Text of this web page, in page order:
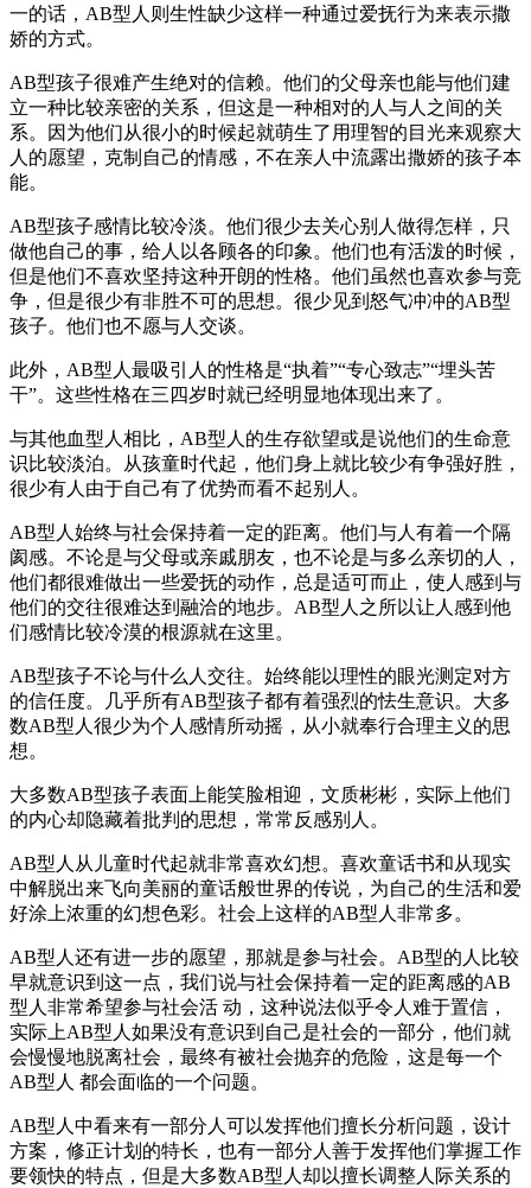
一的话，AB型人则生性缺少这样一种通过爱抚行为来表示撒
娇的方式。
AB型孩子很难产生绝对的信赖。他们的父母亲也能与他们建
立一种比较亲密的关系，但这是一种相对的人与人之间的关
系。因为他们从很小的时候起就萌生了用理智的目光来观察大
人的愿望，克制自己的情感，不在亲人中流露出撒娇的孩子本
能。
AB型孩子感情比较冷淡。他们很少去关心别人做得怎样，只
做他自己的事，给人以各顾各的印象。他们也有活泼的时候，
但是他们不喜欢坚持这种开朗的性格。他们虽然也喜欢参与竞
争，但是很少有非胜不可的思想。很少见到怒气冲冲的AB型
孩子。他们也不愿与人交谈。
此外，AB型人最吸引人的性格是“执着”“专心致志”“埋头苦
干”。这些性格在三四岁时就已经明显地体现出来了。
与其他血型人相比，AB型人的生存欲望或是说他们的生命意
识比较淡泊。从孩童时代起，他们身上就比较少有争强好胜，
很少有人由于自己有了优势而看不起别人。
AB型人始终与社会保持着一定的距离。他们与人有着一个隔
阂感。不论是与父母或亲戚朋友，也不论是与多么亲切的人，
他们都很难做出一些爱抚的动作，总是适可而止，使人感到与
他们的交往很难达到融洽的地步。AB型人之所以让人感到他
们感情比较冷漠的根源就在这里。
AB型孩子不论与什么人交往。始终能以理性的眼光测定对方
的信任度。几乎所有AB型孩子都有着强烈的怯生意识。大多
数AB型人很少为个人感情所动摇，从小就奉行合理主义的思
想。
大多数AB型孩子表面上能笑脸相迎，文质彬彬，实际上他们
的内心却隐藏着批判的思想，常常反感别人。
AB型人从儿童时代起就非常喜欢幻想。喜欢童话书和从现实
中解脱出来飞向美丽的童话般世界的传说，为自己的生活和爱
好涂上浓重的幻想色彩。社会上这样的AB型人非常多。
AB型人还有进一步的愿望，那就是参与社会。AB型的人比较
早就意识到这一点，我们说与社会保持着一定的距离感的AB
型人非常希望参与社会活 动，这种说法似乎令人难于置信，
实际上AB型人如果没有意识到自己是社会的一部分，他们就
会慢慢地脱离社会，最终有被社会抛弃的危险，这是每一个
AB型人 都会面临的一个问题。
AB型人中看来有一部分人可以发挥他们擅长分析问题，设计
方案，修正计划的特长，也有一部分人善于发挥他们掌握工作
要领快的特点，但是大多数AB型人却以擅长调整人际关系的